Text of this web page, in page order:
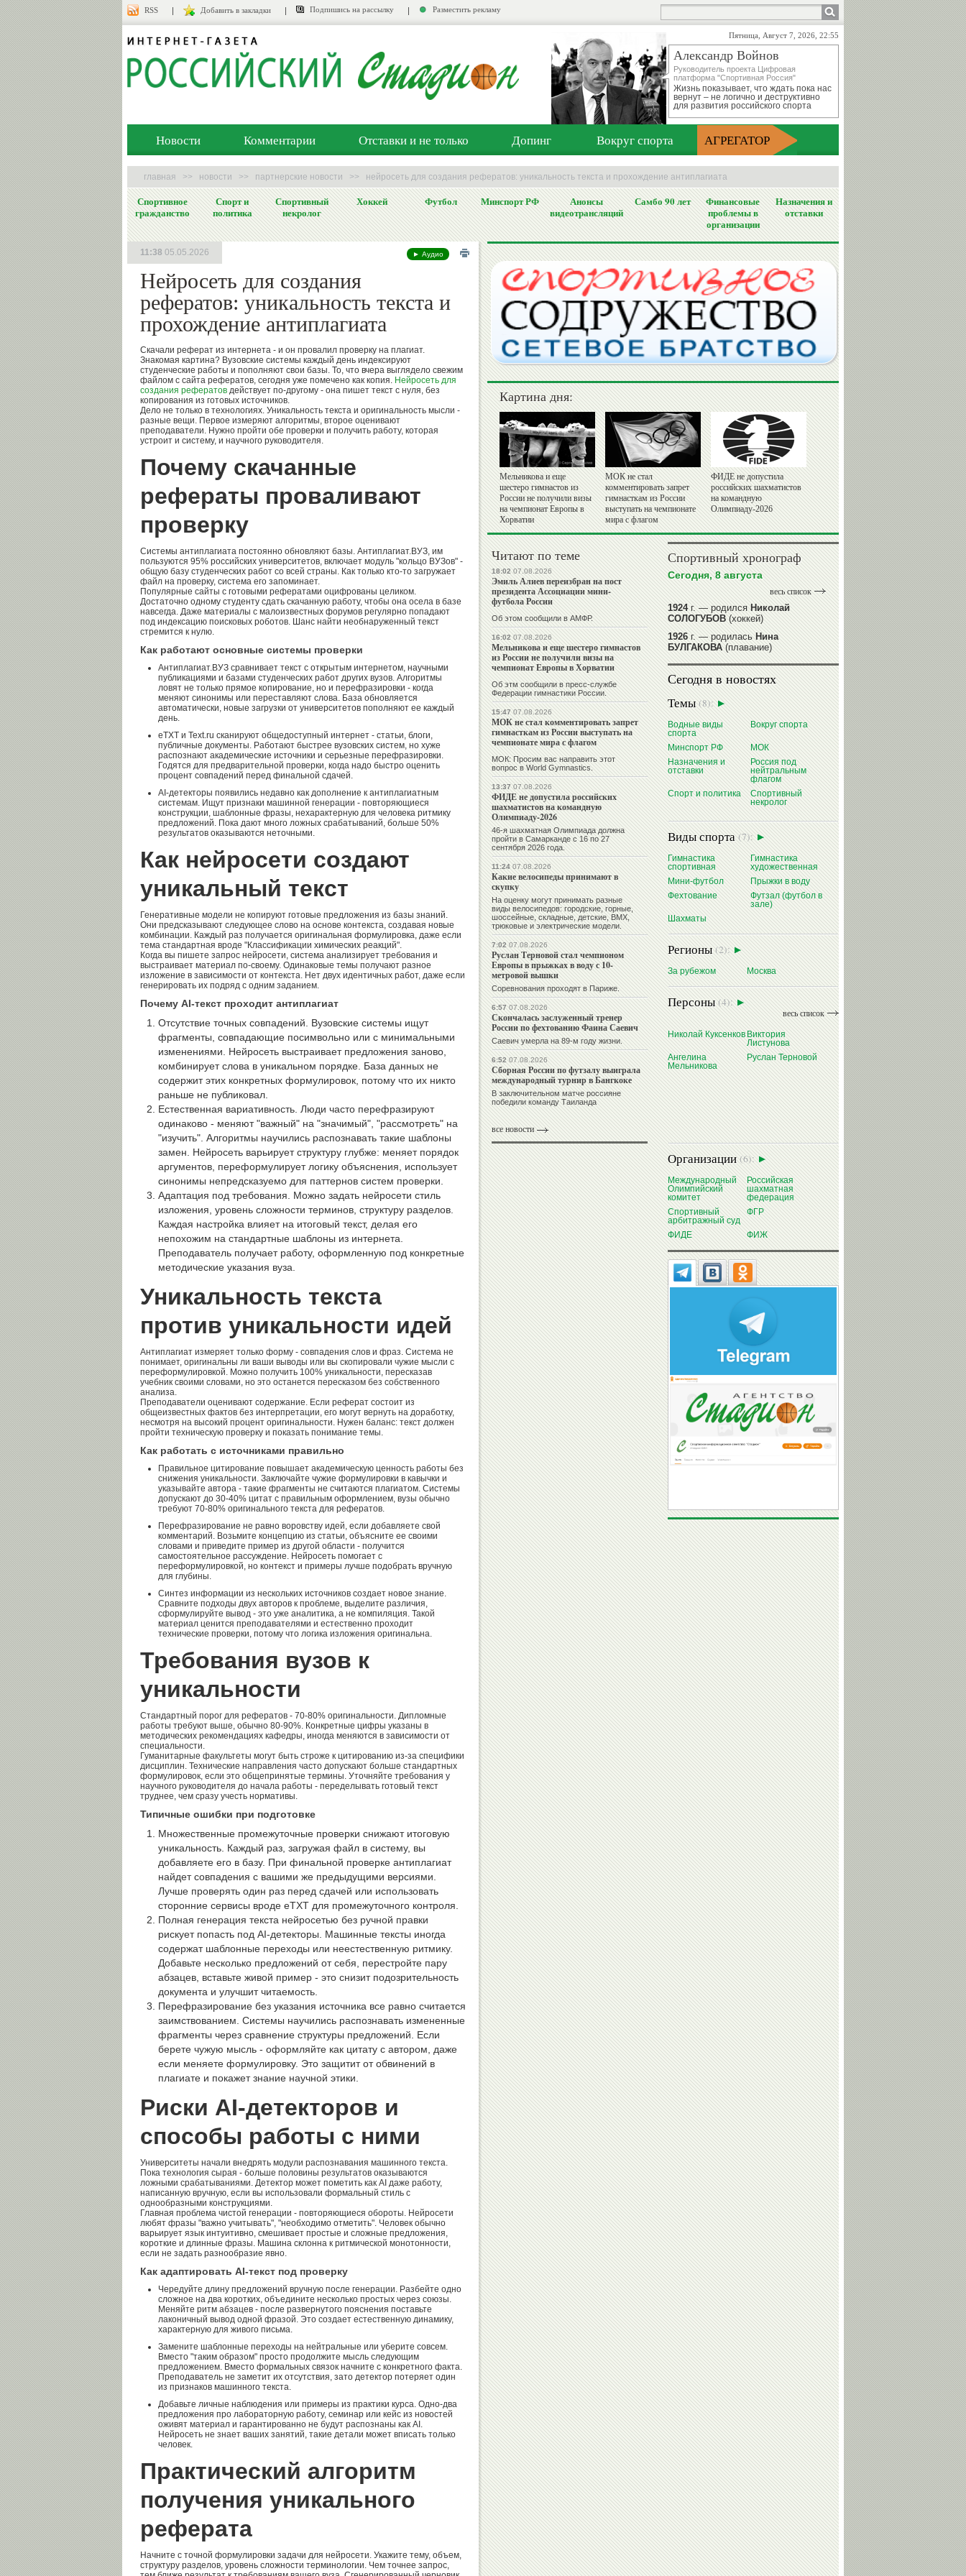
RSS Добавить в закладки Подпишись на рассылку Разместить рекламу
Пятница, Август 7, 2026, 22:55
Александр Войнов
Руководитель проекта Цифровая
платформа "Спортивная Россия"
Жизнь показывает, что ждать пока нас
вернут – не логично и деструктивно
для развития российского спорта
Новости Комментарии Отставки и не только Допинг Вокруг спорта АГРЕГАТОР
главная >> новости >> партнерские новости >> нейросеть для создания рефератов: уникальность текста и прохождение антиплагиата
Спортивное
гражданство
Спорт и
политика
Спортивный
некролог
Хоккей Футбол Минспорт РФ
Анонсы
видеотрансляций
Самбо 90 лет
Финансовые
проблемы в
организации
Назначения и
отставки
► Аудио
Нейросеть для создания
рефератов: уникальность текста и
прохождение антиплагиата
11:38 05.05.2026
Скачали реферат из интернета - и он провалил проверку на плагиат.
Знакомая картина? Вузовские системы каждый день индексируют
студенческие работы и пополняют свои базы. То, что вчера выглядело свежим
файлом с сайта рефератов, сегодня уже помечено как копия. Нейросеть для
создания рефератов действует по-другому - она пишет текст с нуля, без
копирования из готовых источников.
Дело не только в технологиях. Уникальность текста и оригинальность мысли -
разные вещи. Первое измеряют алгоритмы, второе оценивают
преподаватели. Нужно пройти обе проверки и получить работу, которая
устроит и систему, и научного руководителя.
Почему скачанные
рефераты проваливают
проверку
Системы антиплагиата постоянно обновляют базы. Антиплагиат.ВУЗ, им
пользуются 95% российских университетов, включает модуль "кольцо ВУЗов" -
общую базу студенческих работ со всей страны. Как только кто-то загружает
файл на проверку, система его запоминает.
Популярные сайты с готовыми рефератами оцифрованы целиком.
Достаточно одному студенту сдать скачанную работу, чтобы она осела в базе
навсегда. Даже материалы с малоизвестных форумов регулярно попадают
под индексацию поисковых роботов. Шанс найти необнаруженный текст
стремится к нулю.
Как работают основные системы проверки
Антиплагиат.ВУЗ сравнивает текст с открытым интернетом, научными
публикациями и базами студенческих работ других вузов. Алгоритмы
ловят не только прямое копирование, но и перефразировки - когда
меняют синонимы или переставляют слова. База обновляется
автоматически, новые загрузки от университетов пополняют ее каждый
день.
eTXT и Text.ru сканируют общедоступный интернет - статьи, блоги,
публичные документы. Работают быстрее вузовских систем, но хуже
распознают академические источники и серьезные перефразировки.
Годятся для предварительной проверки, когда надо быстро оценить
процент совпадений перед финальной сдачей.
AI-детекторы появились недавно как дополнение к антиплагиатным
системам. Ищут признаки машинной генерации - повторяющиеся
конструкции, шаблонные фразы, нехарактерную для человека ритмику
предложений. Пока дают много ложных срабатываний, больше 50%
результатов оказываются неточными.
Как нейросети создают
уникальный текст
Генеративные модели не копируют готовые предложения из базы знаний.
Они предсказывают следующее слово на основе контекста, создавая новые
комбинации. Каждый раз получается оригинальная формулировка, даже если
тема стандартная вроде "Классификации химических реакций".
Когда вы пишете запрос нейросети, система анализирует требования и
выстраивает материал по-своему. Одинаковые темы получают разное
изложение в зависимости от контекста. Нет двух идентичных работ, даже если
генерировать их подряд с одним заданием.
Почему AI-текст проходит антиплагиат
Отсутствие точных совпадений. Вузовские системы ищут
фрагменты, совпадающие посимвольно или с минимальными
изменениями. Нейросеть выстраивает предложения заново,
комбинирует слова в уникальном порядке. База данных не
содержит этих конкретных формулировок, потому что их никто
раньше не публиковал.
Естественная вариативность. Люди часто перефразируют
одинаково - меняют "важный" на "значимый", "рассмотреть" на
"изучить". Алгоритмы научились распознавать такие шаблоны
замен. Нейросеть варьирует структуру глубже: меняет порядок
аргументов, переформулирует логику объяснения, использует
синонимы непредсказуемо для паттернов систем проверки.
Адаптация под требования. Можно задать нейросети стиль
изложения, уровень сложности терминов, структуру разделов.
Каждая настройка влияет на итоговый текст, делая его
непохожим на стандартные шаблоны из интернета.
Преподаватель получает работу, оформленную под конкретные
методические указания вуза.
Уникальность текста
против уникальности идей
Антиплагиат измеряет только форму - совпадения слов и фраз. Система не
понимает, оригинальны ли ваши выводы или вы скопировали чужие мысли с
переформулировкой. Можно получить 100% уникальности, пересказав
учебник своими словами, но это останется пересказом без собственного
анализа.
Преподаватели оценивают содержание. Если реферат состоит из
общеизвестных фактов без интерпретации, его могут вернуть на доработку,
несмотря на высокий процент оригинальности. Нужен баланс: текст должен
пройти техническую проверку и показать понимание темы.
Как работать с источниками правильно
Правильное цитирование повышает академическую ценность работы без
снижения уникальности. Заключайте чужие формулировки в кавычки и
указывайте автора - такие фрагменты не считаются плагиатом. Системы
допускают до 30-40% цитат с правильным оформлением, вузы обычно
требуют 70-80% оригинального текста для рефератов.
Перефразирование не равно воровству идей, если добавляете свой
комментарий. Возьмите концепцию из статьи, объясните ее своими
словами и приведите пример из другой области - получится
самостоятельное рассуждение. Нейросеть помогает с
переформулировкой, но контекст и примеры лучше подобрать вручную
для глубины.
Синтез информации из нескольких источников создает новое знание.
Сравните подходы двух авторов к проблеме, выделите различия,
сформулируйте вывод - это уже аналитика, а не компиляция. Такой
материал ценится преподавателями и естественно проходит
технические проверки, потому что логика изложения оригинальна.
Требования вузов к
уникальности
Стандартный порог для рефератов - 70-80% оригинальности. Дипломные
работы требуют выше, обычно 80-90%. Конкретные цифры указаны в
методических рекомендациях кафедры, иногда меняются в зависимости от
специальности.
Гуманитарные факультеты могут быть строже к цитированию из-за специфики
дисциплин. Технические направления часто допускают больше стандартных
формулировок, если это общепринятые термины. Уточняйте требования у
научного руководителя до начала работы - переделывать готовый текст
труднее, чем сразу учесть нормативы.
Типичные ошибки при подготовке
Множественные промежуточные проверки снижают итоговую
уникальность. Каждый раз, загружая файл в систему, вы
добавляете его в базу. При финальной проверке антиплагиат
найдет совпадения с вашими же предыдущими версиями.
Лучше проверять один раз перед сдачей или использовать
сторонние сервисы вроде eTXT для промежуточного контроля.
Полная генерация текста нейросетью без ручной правки
рискует попасть под AI-детекторы. Машинные тексты иногда
содержат шаблонные переходы или неестественную ритмику.
Добавьте несколько предложений от себя, перестройте пару
абзацев, вставьте живой пример - это снизит подозрительность
документа и улучшит читаемость.
Перефразирование без указания источника все равно считается
заимствованием. Системы научились распознавать измененные
фрагменты через сравнение структуры предложений. Если
берете чужую мысль - оформляйте как цитату с автором, даже
если меняете формулировку. Это защитит от обвинений в
плагиате и покажет знание научной этики.
Риски AI-детекторов и
способы работы с ними
Университеты начали внедрять модули распознавания машинного текста.
Пока технология сырая - больше половины результатов оказываются
ложными срабатываниями. Детектор может пометить как AI даже работу,
написанную вручную, если вы использовали формальный стиль с
однообразными конструкциями.
Главная проблема чистой генерации - повторяющиеся обороты. Нейросети
любят фразы "важно учитывать", "необходимо отметить". Человек обычно
варьирует язык интуитивно, смешивает простые и сложные предложения,
короткие и длинные фразы. Машина склонна к ритмической монотонности,
если не задать разнообразие явно.
Как адаптировать AI-текст под проверку
Чередуйте длину предложений вручную после генерации. Разбейте одно
сложное на два коротких, объедините несколько простых через союзы.
Меняйте ритм абзацев - после развернутого пояснения поставьте
лаконичный вывод одной фразой. Это создает естественную динамику,
характерную для живого письма.
Замените шаблонные переходы на нейтральные или уберите совсем.
Вместо "таким образом" просто продолжите мысль следующим
предложением. Вместо формальных связок начните с конкретного факта.
Преподаватель не заметит их отсутствия, зато детектор потеряет один
из признаков машинного текста.
Добавьте личные наблюдения или примеры из практики курса. Одно-два
предложения про лабораторную работу, семинар или кейс из новостей
оживят материал и гарантированно не будут распознаны как AI.
Нейросеть не знает ваших занятий, такие детали может вписать только
человек.
Практический алгоритм
получения уникального
реферата
Начните с точной формулировки задачи для нейросети. Укажите тему, объем,
структуру разделов, уровень сложности терминологии. Чем точнее запрос,
Картина дня:
Мельникова и еще
шестеро гимнастов из
России не получили визы
на чемпионат Европы в
Хорватии
МОК не стал
комментировать запрет
гимнасткам из России
выступать на чемпионате
мира с флагом
ФИДЕ не допустила
российских шахматистов
на командную
Олимпиаду-2026
Читают по теме
18:0207.08.2026
Эмиль Алиев переизбран на пост
президента Ассоциации мини-
футбола России
Об этом сообщили в АМФР.
16:0207.08.2026
Мельникова и еще шестеро гимнастов
из России не получили визы на
чемпионат Европы в Хорватии
Об этм сообщили в пресс-службе
Федерации гимнастики России.
15:4707.08.2026
МОК не стал комментировать запрет
гимнасткам из России выступать на
чемпионате мира с флагом
МОК: Просим вас направить этот
вопрос в World Gymnastics.
13:3707.08.2026
ФИДЕ не допустила российских
шахматистов на командную
Олимпиаду-2026
46-я шахматная Олимпиада должна
пройти в Самарканде с 16 по 27
сентября 2026 года.
11:2407.08.2026
Какие велосипеды принимают в
скупку
На оценку могут принимать разные
виды велосипедов: городские, горные,
шоссейные, складные, детские, BMX,
трюковые и электрические модели.
7:0207.08.2026
Руслан Терновой стал чемпионом
Европы в прыжках в воду с 10-
метровой вышки
Соревнования проходят в Париже.
6:5707.08.2026
Скончалась заслуженный тренер
России по фехтованию Фаина Саевич
Саевич умерла на 89-м году жизни.
6:5207.08.2026
Сборная России по футзалу выиграла
международный турнир в Бангкоке
В заключительном матче россияне
победили команду Таиланда
все новости
Спортивный хронограф
Сегодня, 8 августа
весь список
1924г. — родилсяНиколай
СОЛОГУБОВ(хоккей)
1926г. — родиласьНина
БУЛГАКОВА(плавание)
1941г. — родиласьРавиля
ПРОКОПЕНКО (САЛИМОВА)
(баскетбол)
1964г. — родилсяНиколай
ЖУРАВСКИЙ(гребля на байдарках
и каноэ)
1964г. — родилсяЮрий ХМЫЛЕВ
(хоккей)
читать далее
Сегодня в новостях
Темы(8):
Водные виды
спорта
Вокруг спорта
Минспорт РФ
МОК
Назначения и
отставки
Россия под
нейтральным
флагом
Спорт и политика
Спортивный
некролог
Виды спорта(7):
Гимнастика
спортивная
Гимнастика
художественная
Мини-футбол
Прыжки в воду
Фехтование
Футзал (футбол в
зале)
Шахматы
Регионы(2):
За рубежом Москва
Персоны(4):
весь список
Николай КуксенковВиктория
Листунова
Ангелина
Мельникова
Руслан Терновой
Организации(6):
Международный
Олимпийский
комитет
Российская
шахматная
федерация
Спортивный
арбитражный суд
ФГР
ФИДЕ ФИЖ